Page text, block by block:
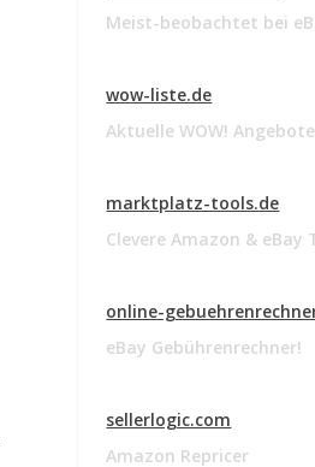
Meist-beobachtet bei
wow-liste.de
Aktuelle WOW!
marktplatz-tools.de
Clevere Amazon & eBay
online-
eBay Gebührenrechner!
sellerlogic.com
Amazon Repricer